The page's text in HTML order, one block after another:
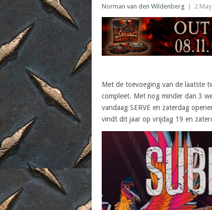
Norman van den Wildenberg 2
Met de toevoeging van de laatste
compleet. Met nog minder dan 3
vandaag SERVE en zaterdag
vindt dit jaar op vrijdag 19 en